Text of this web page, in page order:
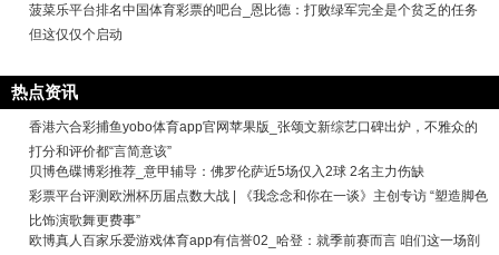
菠菜乐平台排名中国体育彩票的吧台_恩比德：打败绿军完全是个贫乏的任务
但这仅仅个启动
热点资讯
香港六合彩捕鱼yobo体育app官网苹果版_张颂文新综艺口碑出炉，不雅众的
打分和评价都“言简意该”
贝博色碟博彩推荐_意甲辅导：佛罗伦萨近5场仅入2球 2名主力伤缺
彩票平台评测欧洲杯历届点数大战 | 《我念念和你在一谈》主创专访 “塑造脚色
比饰演歌舞更费事”
欧博真人百家乐爱游戏体育app有信誉02_哈登：就季前赛而言 咱们这一场剖